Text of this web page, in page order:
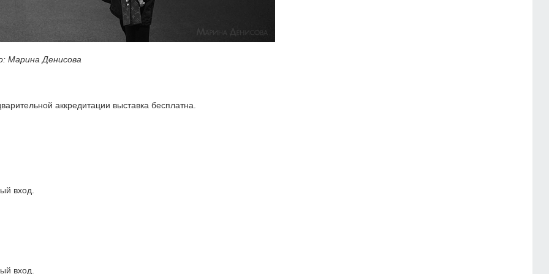
Марина Денисова
аккредитации выставка бесплатна.
вход.
вход.